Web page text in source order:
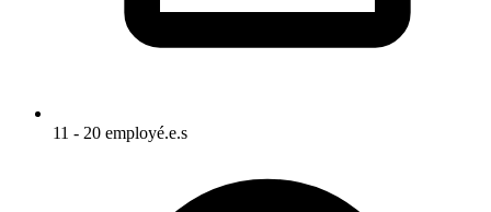
11 - 20 employé.e.s